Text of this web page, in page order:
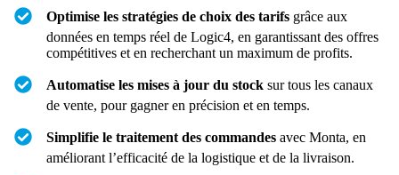
Optimise les stratégies de choix des tarifs grâce aux
données en temps réel de Logic4, en garantissant des offres
compétitives et en recherchant un maximum de profits.
Automatise les mises à jour du stock sur tous les canaux
de vente, pour gagner en précision et en temps.
Simplifie le traitement des commandes avec Monta, en
améliorant l’efficacité de la logistique et de la livraison.